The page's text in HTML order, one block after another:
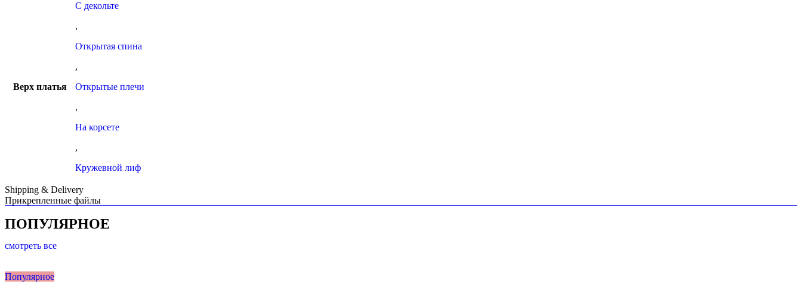
Верх платья
С декольте
,
Открытая спина
,
Открытые плечи
,
На корсете
,
Кружевной лиф
Shipping & Delivery
Прикрепленные файлы
ПОПУЛЯРНОЕ
смотреть все
Популярное